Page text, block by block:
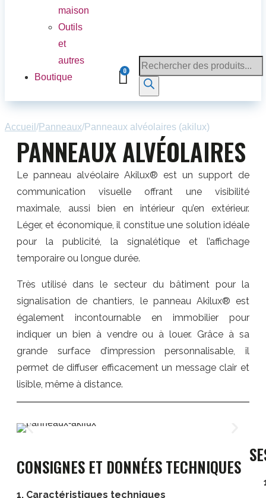
maison
Outils
et
autres
Boutique
Accueil /Panneaux/Panneaux alvéolaires (akilux)
PANNEAUX ALVÉOLAIRES
Le panneau alvéolaire Akilux® est un support de
communication visuelle offrant une visibilité
maximale, aussi bien en intérieur qu’en extérieur.
Léger, et économique, il constitue une solution idéale
pour la publicité, la signalétique et l’affichage
temporaire ou longue durée.
Très utilisé dans le secteur du bâtiment pour la
signalisation de chantiers, le panneau Akilux® est
également incontournable en immobilier pour
indiquer un bien à vendre ou à louer. Grâce à sa
grande surface d’impression personnalisable, il
permet de diffuser efficacement un message clair et
lisible, même à distance.
CONSIGNES ET DONNÉES TECHNIQUES
1. Caractéristiques techniques